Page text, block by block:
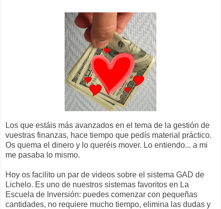
Los que estáis más avanzados en el tema de la gestión de
vuestras finanzas, hace tiempo que pedís material práctico.
Os quema el dinero y lo queréis mover. Lo entiendo... a mi
me pasaba lo mismo.
Hoy os facilito un par de videos sobre el sistema GAD de
Lichelo. Es uno de nuestros sistemas favoritos en La
Escuela de Inversión: puedes comenzar con pequeñas
cantidades, no requiere mucho tiempo, elimina las dudas y